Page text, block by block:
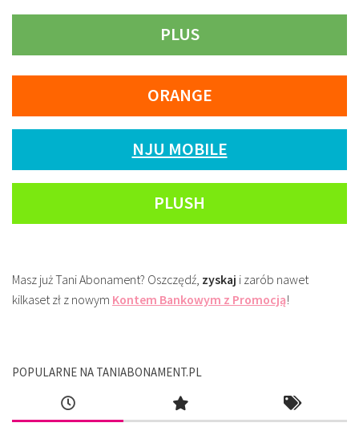
PLUS
ORANGE
NJU MOBILE
PLUSH
Masz już Tani Abonament? Oszczędź, zyskaj i zarób nawet
kilkaset zł z nowym Kontem Bankowym z Promocją!
POPULARNE NA TANIABONAMENT.PL